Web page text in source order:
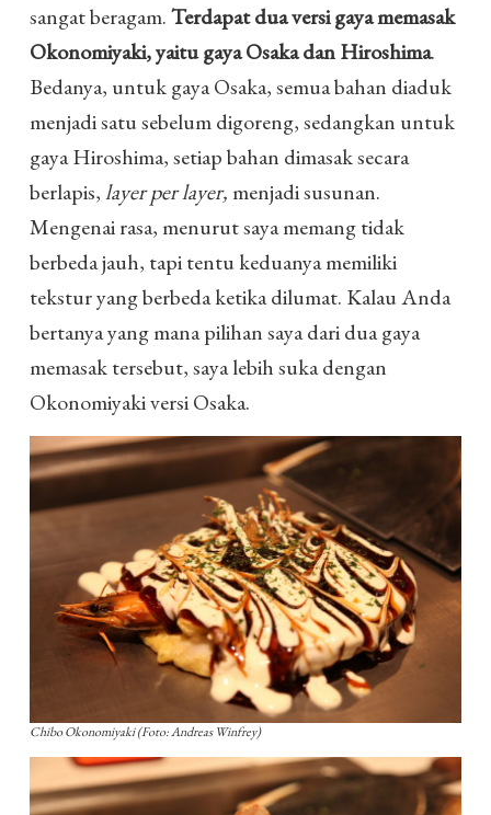
sangat beragam.Terdapat dua versi gaya memasak
Okonomiyaki, yaitu gaya Osaka dan Hiroshima.
Bedanya, untuk gaya Osaka, semua bahan diaduk
menjadi satu sebelum digoreng, sedangkan untuk
gaya Hiroshima, setiap bahan dimasak secara
berlapis,layer per layer, menjadi susunan.
Mengenai rasa, menurut saya memang tidak
berbeda jauh, tapi tentu keduanya memiliki
tekstur yang berbeda ketika dilumat. Kalau Anda
bertanya yang mana pilihan saya dari dua gaya
memasak tersebut, saya lebih suka dengan
Okonomiyaki versi Osaka.
Chibo Okonomiyaki (Foto: Andreas Winfrey)